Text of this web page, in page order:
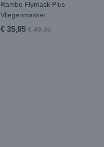
Rambo Flymask Plus
Vliegenmasker
€ 35,95 € 49,95